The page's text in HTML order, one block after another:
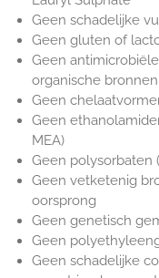
Geen schadelijke
Geen gluten of
Geen
organische bronnen
Geen
Geen
MEA)
Geen polysorbaten
Geen vetketenig
oorsprong
Geen genetisch
Geen
Geen schadelijke